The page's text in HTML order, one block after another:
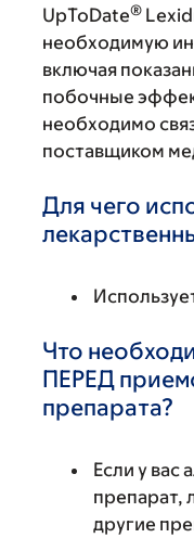
UpToDate®
необходимую
включая
побочные
необходимо
поставщиком
Для чего
Что
ПЕРЕД
препарата?
Если у вас
препарат,
другие